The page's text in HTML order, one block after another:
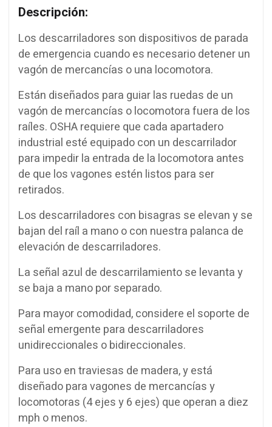
Descripción:
Los descarriladores son dispositivos de parada
de emergencia cuando es necesario detener un
vagón de mercancías o una locomotora.
Están diseñados para guiar las ruedas de un
vagón de mercancías o locomotora fuera de los
raíles. OSHA requiere que cada apartadero
industrial esté equipado con un descarrilador
para impedir la entrada de la locomotora antes
de que los vagones estén listos para ser
retirados.
Los descarriladores con bisagras se elevan y se
bajan del raíl a mano o con nuestra palanca de
elevación de descarriladores.
La señal azul de descarrilamiento se levanta y
se baja a mano por separado.
Para mayor comodidad, considere el soporte de
señal emergente para descarriladores
unidireccionales o bidireccionales.
Para uso en traviesas de madera, y está
diseñado para vagones de mercancías y
locomotoras (4 ejes y 6 ejes) que operan a diez
mph o menos.